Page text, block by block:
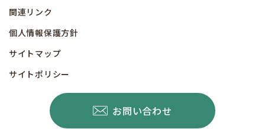
関連リンク
個人情報保護方針
サイトマップ
サイトポリシー
お問い合わせ